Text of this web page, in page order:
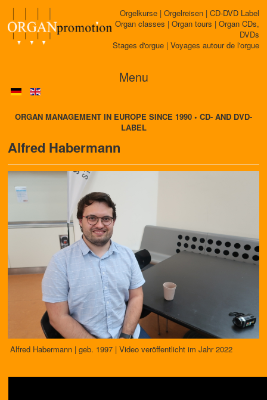
Orgelkurse | Orgelreisen | CD-DVD Label
Organ classes | Organ tours | Organ CDs,
DVDs
Stages d'orgue | Voyages autour de l'orgue
Menu
ORGAN MANAGEMENT IN EUROPE SINCE 1990 • CD- AND DVD-
LABEL
Alfred Habermann
Alfred Habermann | geb. 1997 | Video veröffentlicht im Jahr 2022